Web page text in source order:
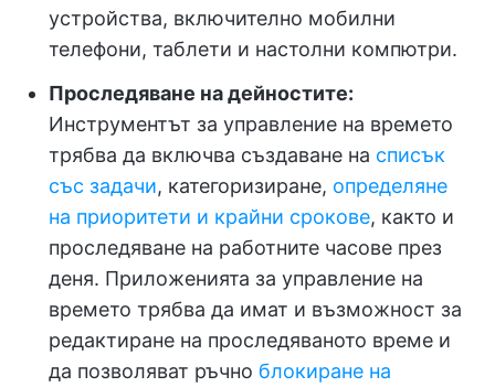
устройства, включително мобилни
телефони, таблети и настолни компютри.
Проследяване на дейностите:
Инструментът за управление на времето
трябва да включва създаване на списък
със задачи, категоризиране, определяне
на приоритети и крайни срокове, както и
проследяване на работните часове през
деня. Приложенията за управление на
времето трябва да имат и възможност за
редактиране на проследяваното време и
да позволяват ръчно блокиране на